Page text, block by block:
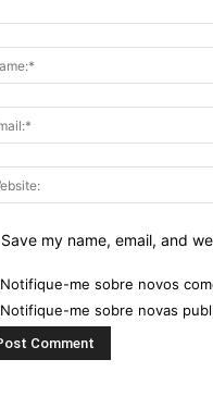
Save my name, email, and
Notifique-me sobre novos
Notifique-me sobre novas